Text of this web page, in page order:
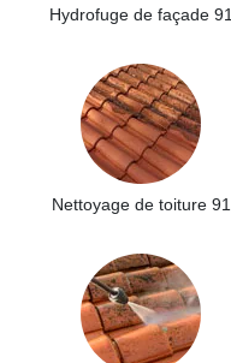
Hydrofuge de façade 91
Nettoyage de toiture 91